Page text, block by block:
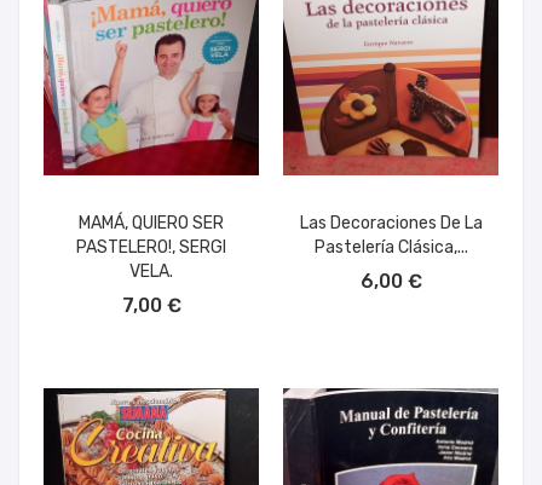
MAMÁ, QUIERO SER
PASTELERO!, SERGI
VELA.
7,00 €
Las Decoraciones De La
Pastelería Clásica,...
6,00 €